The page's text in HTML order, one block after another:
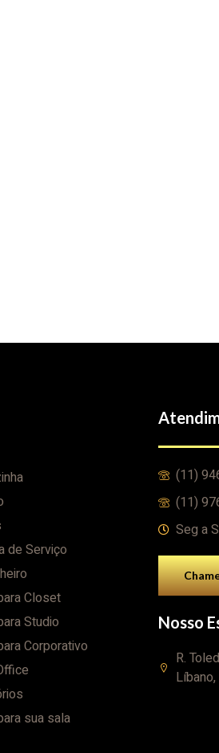
de Serviço
Closet
Studio
Corporativo
sua sala
(11)
(11)
Seg a
Nosso
R.